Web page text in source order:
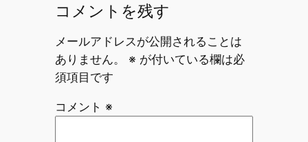
コメントを残す
メールアドレスが公開されることは
ありません。
※ が付いている欄は必
須項目です
コメント ※